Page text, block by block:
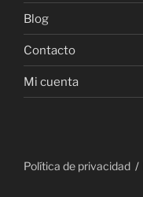
Blog
Contacto
Mi cuenta
Política de privacidad